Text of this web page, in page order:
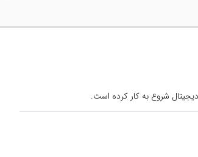
شروع به کار کرده است.